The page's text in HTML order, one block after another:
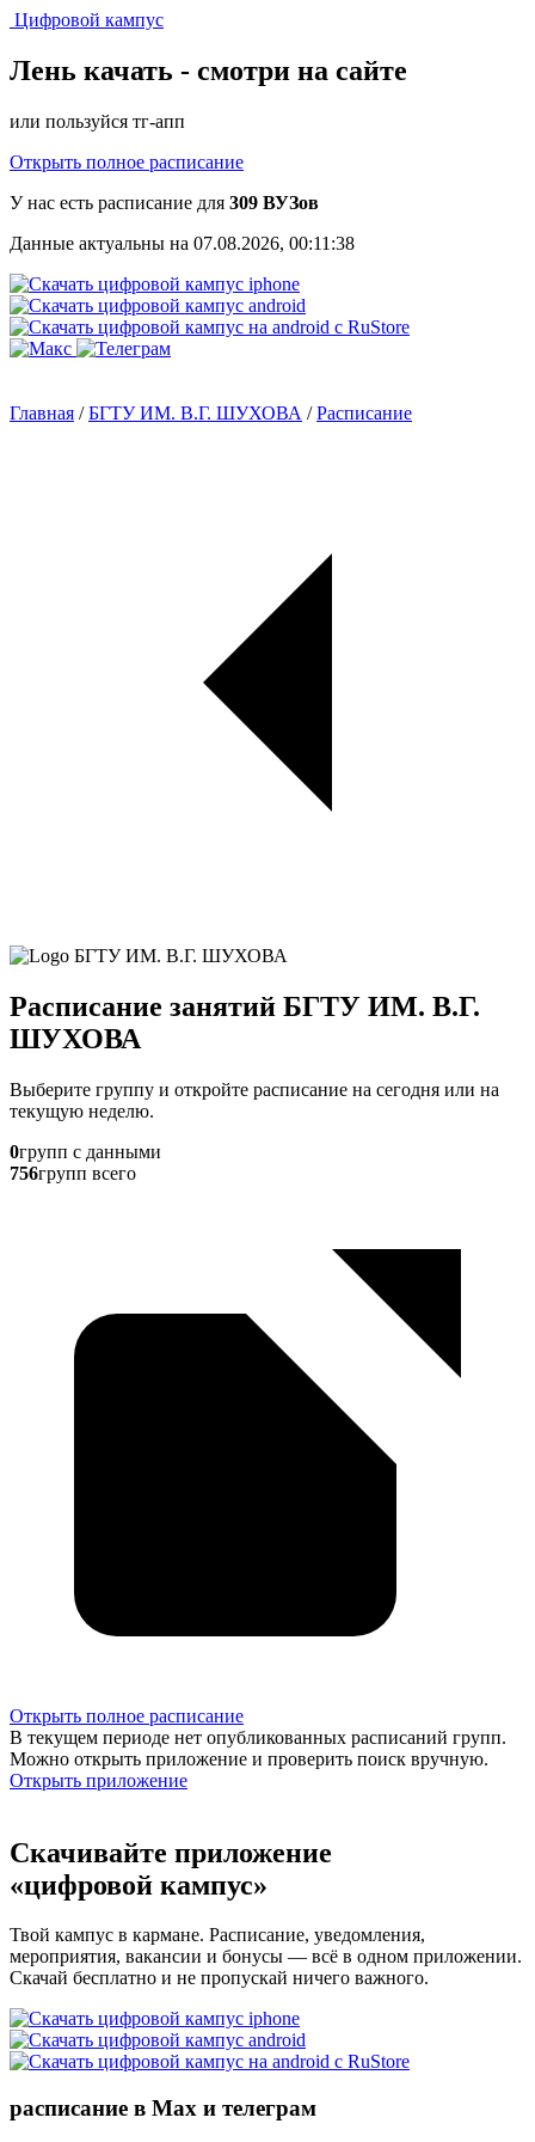
Цифровой кампус
Лень качать - смотри на сайте
или пользуйся тг-апп
Открыть полное расписание
У нас есть расписание для 309 ВУЗов
Данные актуальны на 07.08.2026, 00:11:38
Главная /БГТУ ИМ. В.Г. ШУХОВА /Расписание
Расписание занятий БГТУ ИМ. В.Г.
ШУХОВА
Выберите группу и откройте расписание на сегодня или на
текущую неделю.
0групп с данными
756групп всего
Открыть полное расписание
В текущем периоде нет опубликованных расписаний групп.
Можно открыть приложение и проверить поиск вручную.
Открыть приложение
Скачивайте приложение
«цифровой кампус»
Твой кампус в кармане. Расписание, уведомления,
мероприятия, вакансии и бонусы — всё в одном приложении.
Скачай бесплатно и не пропускай ничего важного.
расписание в Max и телеграм